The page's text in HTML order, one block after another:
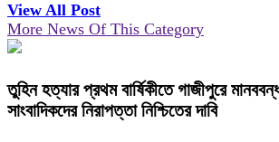
View All Post
More News Of This Category
তুহিন হত্যার প্রথম বার্ষিকীতে গাজীপুরে
সাংবাদিকদের নিরাপত্তা নিশ্চিতের দাবি